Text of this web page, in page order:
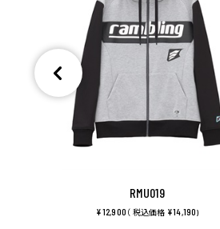
RMU019
¥12,900 （ 税込価格 ¥14,190)